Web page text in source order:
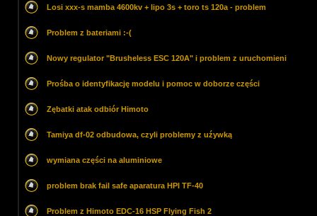
Losi xxx-s mamba 4600kv + lipo 3s + toro ts 120a - problem
Problem z bateriami :-(
Nowy regulator "Brusheless ESC 120A" i problem z uruchomieni
Prośba o identyfikację modelu i pomoc w doborze części
Zębatki atak odbiór Himoto
Tamiya df-02 odbudowa, czyli problemy z uźywką
wymiana części na aluminiowe
problem brak fail safe aparatura HPI TF-40
Problem z Himoto EDC-16 HSP Flying Fish 2